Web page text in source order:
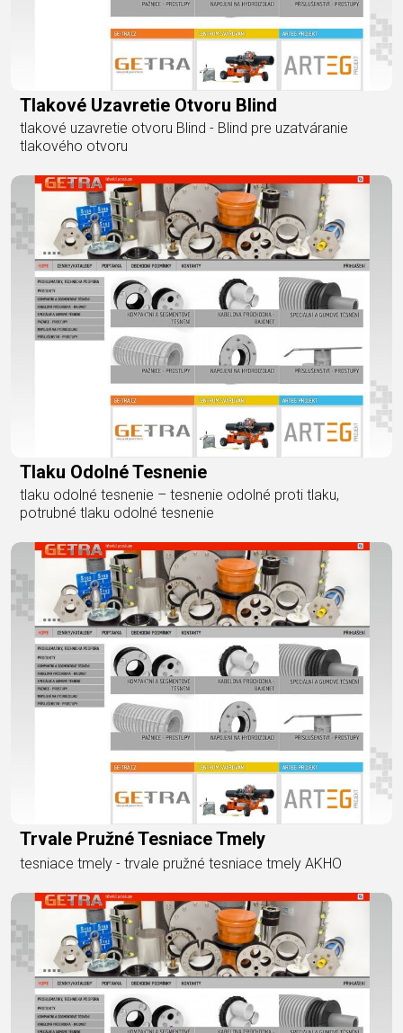
Tlakové Uzavretie Otvoru Blind
tlakové uzavretie otvoru Blind - Blind pre uzatváranie
tlakového otvoru
Tlaku Odolné Tesnenie
tlaku odolné tesnenie – tesnenie odolné proti tlaku,
potrubné tlaku odolné tesnenie
Trvale Pružné Tesniace Tmely
tesniace tmely - trvale pružné tesniace tmely AKHO